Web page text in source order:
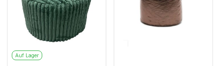
Auf Lager